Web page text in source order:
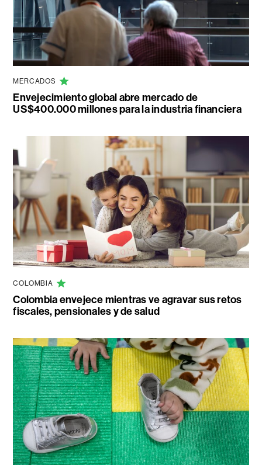
MERCADOS
Envejecimiento global abre mercado de
US$400.000 millones para la industria financiera
COLOMBIA
Colombia envejece mientras ve agravar sus retos
fiscales, pensionales y de salud